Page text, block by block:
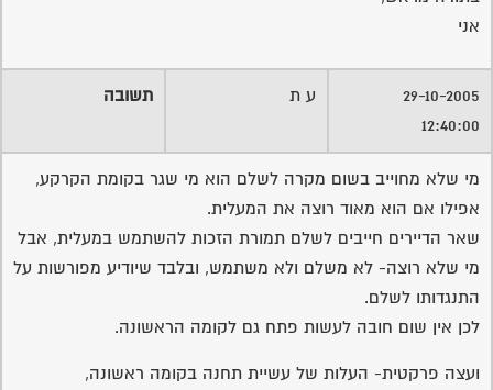
אני
29-10-2005
12:40:00
ע ת תשובה
מי שלא מחוייב בשום מקרה לשלם הוא מי שגר בקומת הקרקע,
אפילו אם הוא מאוד רוצה את המעלית.
שאר הדיירים חייבים לשלם תמורת הזכות להשתמש במעלית, אבל
מי שלא רוצה- לא משלם ולא משתמש, ובלבד שיודיע מפורשות על
התנגדותו לשלם.
לכן אין שום חובה לעשות פתח גם לקומה הראשונה.
ועצה פרקטית- העלות של עשיית תחנה בקומה ראשונה,